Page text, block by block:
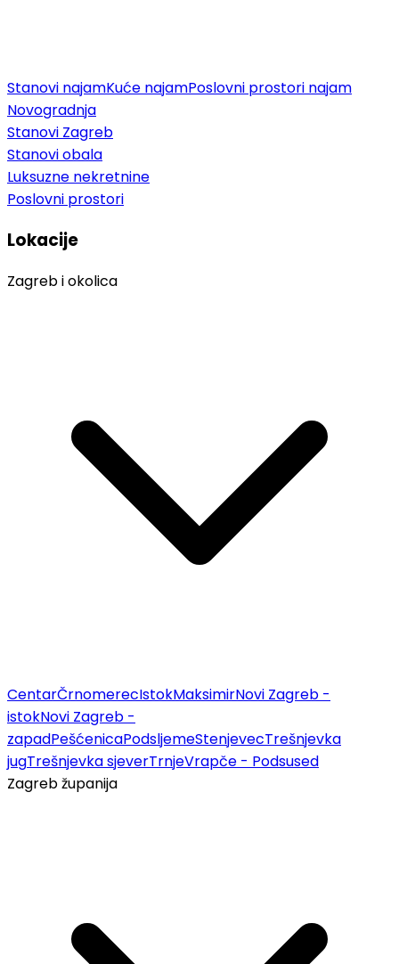
Stanovi najamKuće najamPoslovni prostori najam
Novogradnja
Stanovi Zagreb
Stanovi obala
Luksuzne nekretnine
Poslovni prostori
Lokacije
Zagreb i okolica
CentarČrnomerecIstokMaksimirNovi Zagreb -
istokNovi Zagreb -
zapadPešćenicaPodsljemeStenjevecTrešnjevka
jugTrešnjevka sjeverTrnjeVrapče - Podsused
Zagreb županija